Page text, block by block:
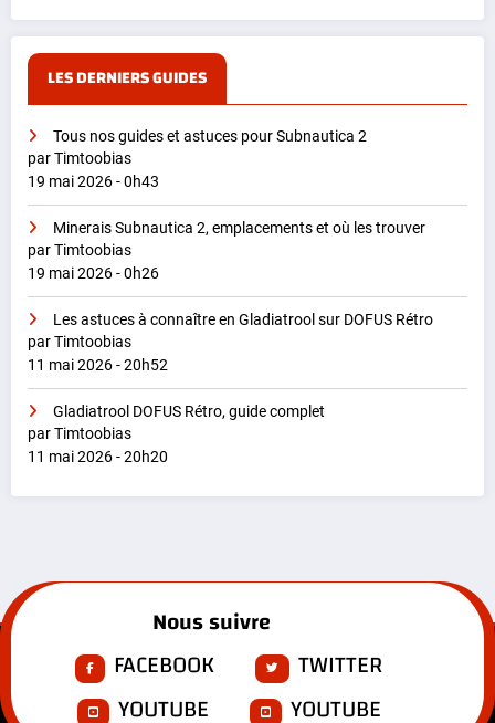
LES DERNIERS GUIDES
Tous nos guides et astuces pour Subnautica 2
par Timtoobias
19 mai 2026 - 0h43
Minerais Subnautica 2, emplacements et où les trouver
par Timtoobias
19 mai 2026 - 0h26
Les astuces à connaître en Gladiatrool sur DOFUS Rétro
par Timtoobias
11 mai 2026 - 20h52
Gladiatrool DOFUS Rétro, guide complet
par Timtoobias
11 mai 2026 - 20h20
Nous suivre
FACEBOOK
TWITTER
YOUTUBE
YOUTUBE